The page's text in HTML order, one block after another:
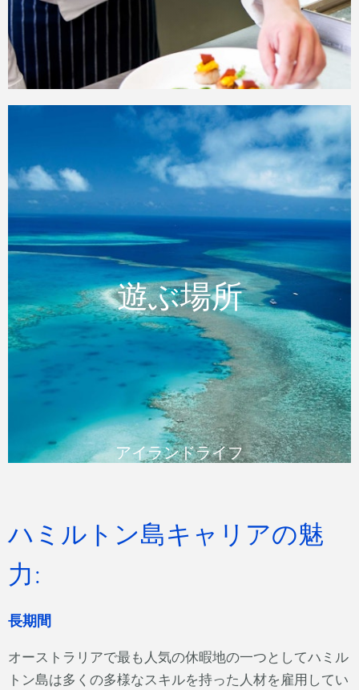
アイランドライフ
遊ぶ場所
アイランドライフ
遊ぶ場所
休みの日にはアイランドライフを満喫しまし
ょう。 食事やワインを楽しんだり、スポー
ツをしたり、グレートバリアリーフへ行った
り、もしくはプールでゆったりしたり。
READ MORE
ハミルトン島キャリアの魅
力:
長期間
オーストラリアで最も人気の休暇地の一つとしてハミル
トン島は多くの多様なスキルを持った人材を雇用してい